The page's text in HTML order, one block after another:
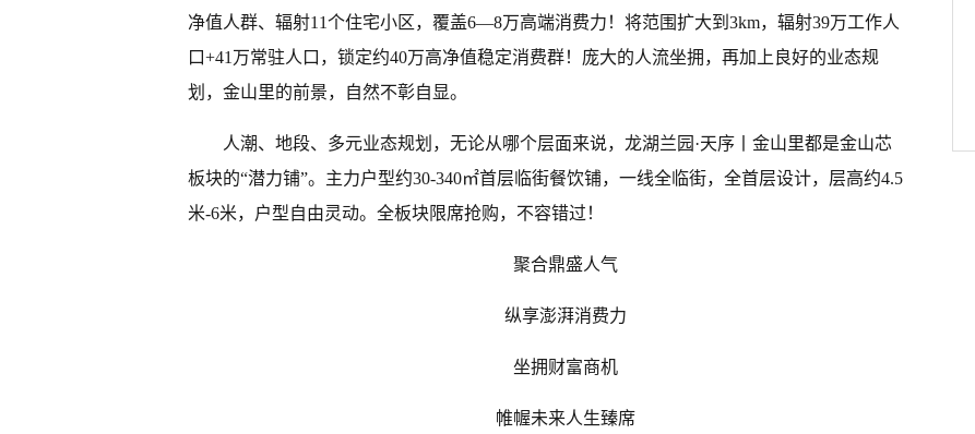
净值人群、辐射11个住宅小区，覆盖6—8万高端消费力！将范围扩大到3km，辐射39万工作人
口+41万常驻人口，锁定约40万高净值稳定消费群！庞大的人流坐拥，再加上良好的业态规
划，金山里的前景，自然不彰自显。
人潮、地段、多元业态规划，无论从哪个层面来说，龙湖兰园·天序丨金山里都是金山芯
板块的“潜力铺”。主力户型约30-340㎡首层临街餐饮铺，一线全临街，全首层设计，层高约4.5
米-6米，户型自由灵动。全板块限席抢购，不容错过！
聚合鼎盛人气
纵享澎湃消费力
坐拥财富商机
帷幄未来人生臻席